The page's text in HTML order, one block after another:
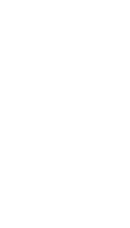
в Орле Апальков Вячеслав